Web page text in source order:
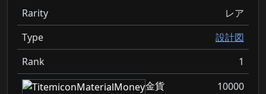
Rarity
レア
Type
設計図
Rank
1
金貨
10000